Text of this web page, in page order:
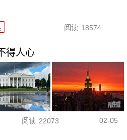
阅读 18574
得人心
阅读 22073 02-05